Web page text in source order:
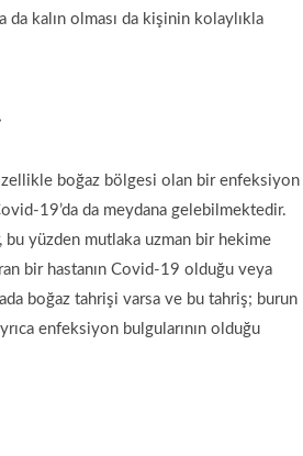
kalın olması da kişinin kolaylıkla
boğaz bölgesi olan bir enfeksiyon
19’da da meydana gelebilmektedir.
bu yüzden mutlaka uzman bir hekime
bir hastanın Covid-19 olduğu veya
boğaz tahrişi varsa ve bu tahriş; burun
enfeksiyon bulgularının olduğu